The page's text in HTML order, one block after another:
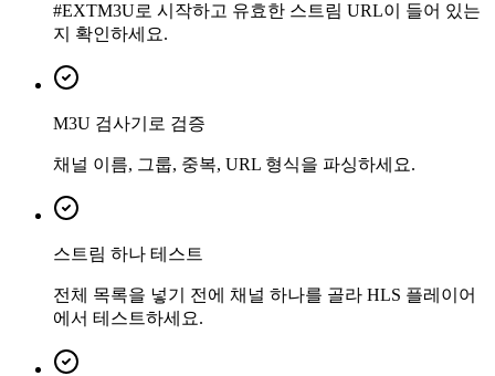
#EXTM3U로 시작하고 유효한 스트림 URL이 들어 있는
지 확인하세요.
M3U 검사기로 검증
채널 이름, 그룹, 중복, URL 형식을 파싱하세요.
스트림 하나 테스트
전체 목록을 넣기 전에 채널 하나를 골라 HLS 플레이어
에서 테스트하세요.